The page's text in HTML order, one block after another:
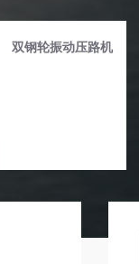
双钢轮振动压路机